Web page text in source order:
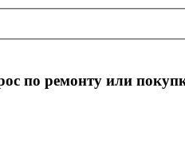
по ремонту или